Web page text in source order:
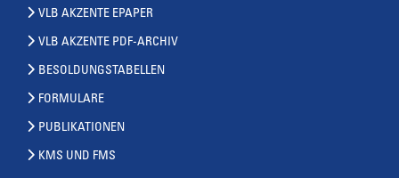
VLB AKZENTE EPAPER
VLB AKZENTE PDF-ARCHIV
BESOLDUNGSTABELLEN
FORMULARE
PUBLIKATIONEN
KMS UND FMS